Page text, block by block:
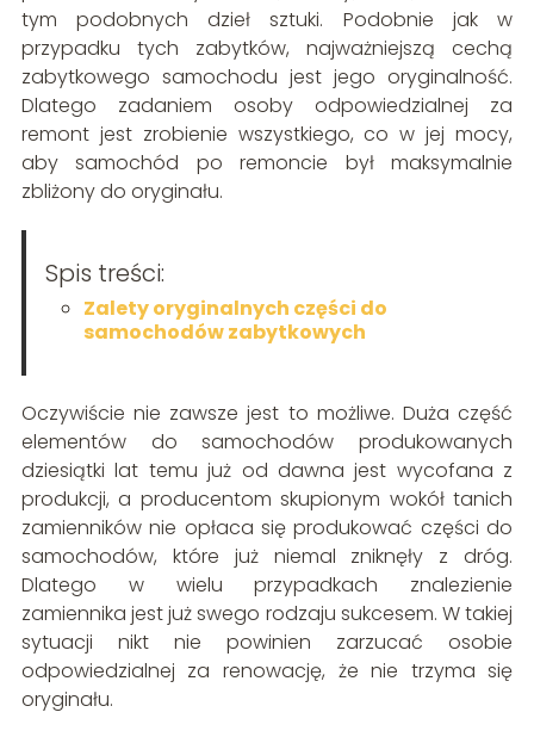
tym podobnych dzieł sztuki. Podobnie jak w
przypadku tych zabytków, najważniejszą cechą
zabytkowego samochodu jest jego oryginalność.
Dlatego zadaniem osoby odpowiedzialnej za
remont jest zrobienie wszystkiego, co w jej mocy,
aby samochód po remoncie był maksymalnie
zbliżony do oryginału.
Spis treści:
Zalety oryginalnych części do
samochodów zabytkowych
Oczywiście nie zawsze jest to możliwe. Duża część
elementów do samochodów produkowanych
dziesiątki lat temu już od dawna jest wycofana z
produkcji, a producentom skupionym wokół tanich
zamienników nie opłaca się produkować części do
samochodów, które już niemal zniknęły z dróg.
Dlatego w wielu przypadkach znalezienie
zamiennika jest już swego rodzaju sukcesem. W takiej
sytuacji nikt nie powinien zarzucać osobie
odpowiedzialnej za renowację, że nie trzyma się
oryginału.